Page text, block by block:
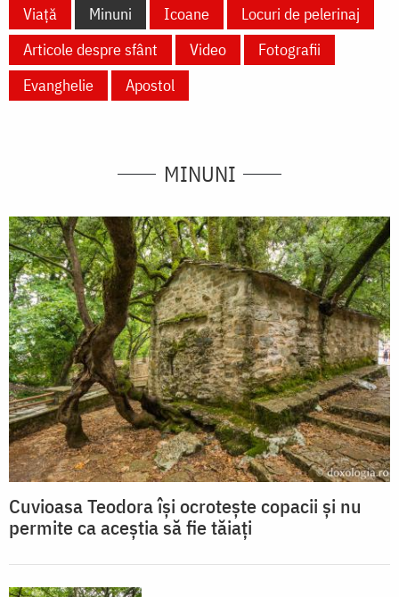
Viață Minuni Icoane
Locuri de pelerinaj
Articole despre sfânt
Video
Fotografii
Evanghelie
Apostol
MINUNI
Cuvioasa Teodora își ocrotește copacii și nu
permite ca aceștia să fie tăiați